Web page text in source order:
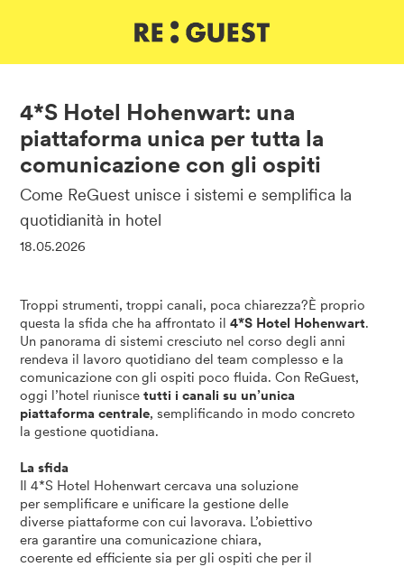
4*S Hotel Hohenwart: una
piattaforma unica per tutta la
comunicazione con gli ospiti
Come ReGuest unisce i sistemi e semplifica la
quotidianità in hotel
18.05.2026
Troppi strumenti, troppi canali, poca chiarezza?È proprio
questa la sfida che ha affrontato il4*S Hotel Hohenwart.
Un panorama di sistemi cresciuto nel corso degli anni
rendeva il lavoro quotidiano del team complesso e la
comunicazione con gli ospiti poco fluida. Con ReGuest,
oggi l’hotel riuniscetutti i canali su un’unica
piattaforma centrale, semplificando in modo concreto
la gestione quotidiana.
La sfida
Il 4*S Hotel Hohenwart cercava una soluzione
per semplificare e unificare la gestione delle
diverse piattaforme con cui lavorava. L’obiettivo
era garantire una comunicazione chiara,
coerente ed efficiente sia per gli ospiti che per il